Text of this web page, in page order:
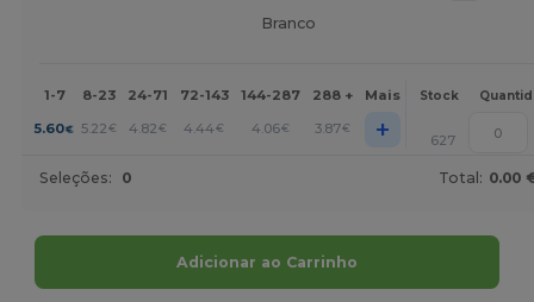
Branco
1-7 8-23 24-71 72-143 144-287 288 + Mais Stock
5.60€ 5.22€ 4.82€ 4.44 € 4.06€ 3.87€ + 627
Seleções: 0 Total: 0.00
Adicionar ao Carrinho